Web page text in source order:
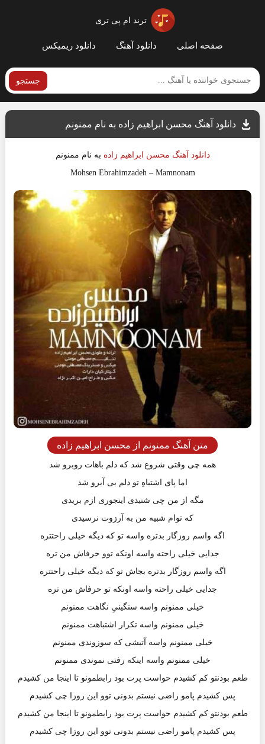
ترند ام پی تری
صفحه اصلی دانلود آهنگ دانلود ریمیکس
جستجو
دانلود آهنگ محسن ابراهیم زاده به نام ممنونم
دانلود آهنگ محسن ابراهیم زاده به نام ممنونم
Mohsen Ebrahimzadeh– Mamnonam
متن آهنگ ممنونم از محسن ابراهیم زاده
همه چی وقتی شروع شد که دلم باهات روبرو شد
اما پای اشتباهِ تو دلم بی آبرو شد
مگه از من چی شنیدی اینجوری ازم بریدی
که توام شبیه من به آرزوت نرسیدی
اگه واسم روزگار بدتره واسه تو که دیگه خیلی راحتتره
جدایی خیلی راحته واسه اونکه توو حرفاش من تره
اگه واسم روزگار بدتره بجاش تو که دیگه خیلی راحتتره
جدایی خیلی راحته واسه اونکه تو حرفاش من تره
خیلی ممنونم واسه سنگینیِ نگاهت ممنونم
خیلی ممنونم واسه تکرار اشتباهت ممنونم
خیلی ممنونم واسه آتیشی که سوزوندی ممنونم
خیلی ممنونم واسه اینکه رفتی نموندی ممنونم
طعم بودنتو کم کشیدم حواست پرت بود رابطمونو تا اینجا من کشیدم
پس کشیدم پامو راضی نیستم بدونی توو این روزا چی کشیدم
طعم بودنتو کم کشیدم حواست پرت بود رابطمونو تا اینجا من کشیدم
پس کشیدم پامو راضی نیستم بدونی توو این روزا چی کشیدم